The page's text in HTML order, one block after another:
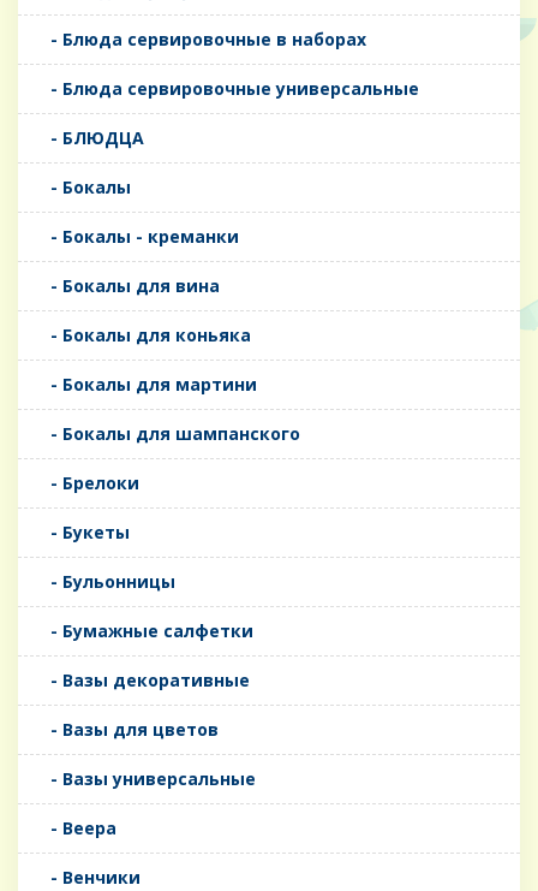
- Блюда сервировочные в наборах
- Блюда сервировочные универсальные
- БЛЮДЦА
- Бокалы
- Бокалы - креманки
- Бокалы для вина
- Бокалы для коньяка
- Бокалы для мартини
- Бокалы для шампанского
- Брелоки
- Букеты
- Бульонницы
- Бумажные салфетки
- Вазы декоративные
- Вазы для цветов
- Вазы универсальные
- Веера
- Венчики